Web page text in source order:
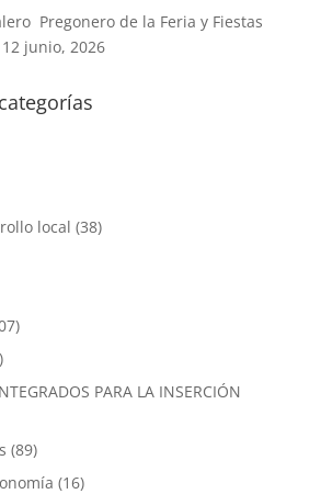
Pregonero de la Feria y Fiestas
12 junio, 2026
local (38)
PARA LA INSERCIÓN
(89)
(16)